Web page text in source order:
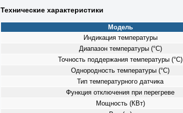
Технические характеристики
Модель
Индикация температуры
Диапазон температуры (°C)
Точность поддержания температуры (°C)
Однородность температуры (°C)
Тип температурного датчика
Функция отключения при перегреве
Мощность (КВт)